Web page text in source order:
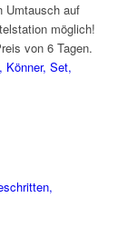
Umtausch auf
möglich!
von 6 Tagen.
Könner, Set,